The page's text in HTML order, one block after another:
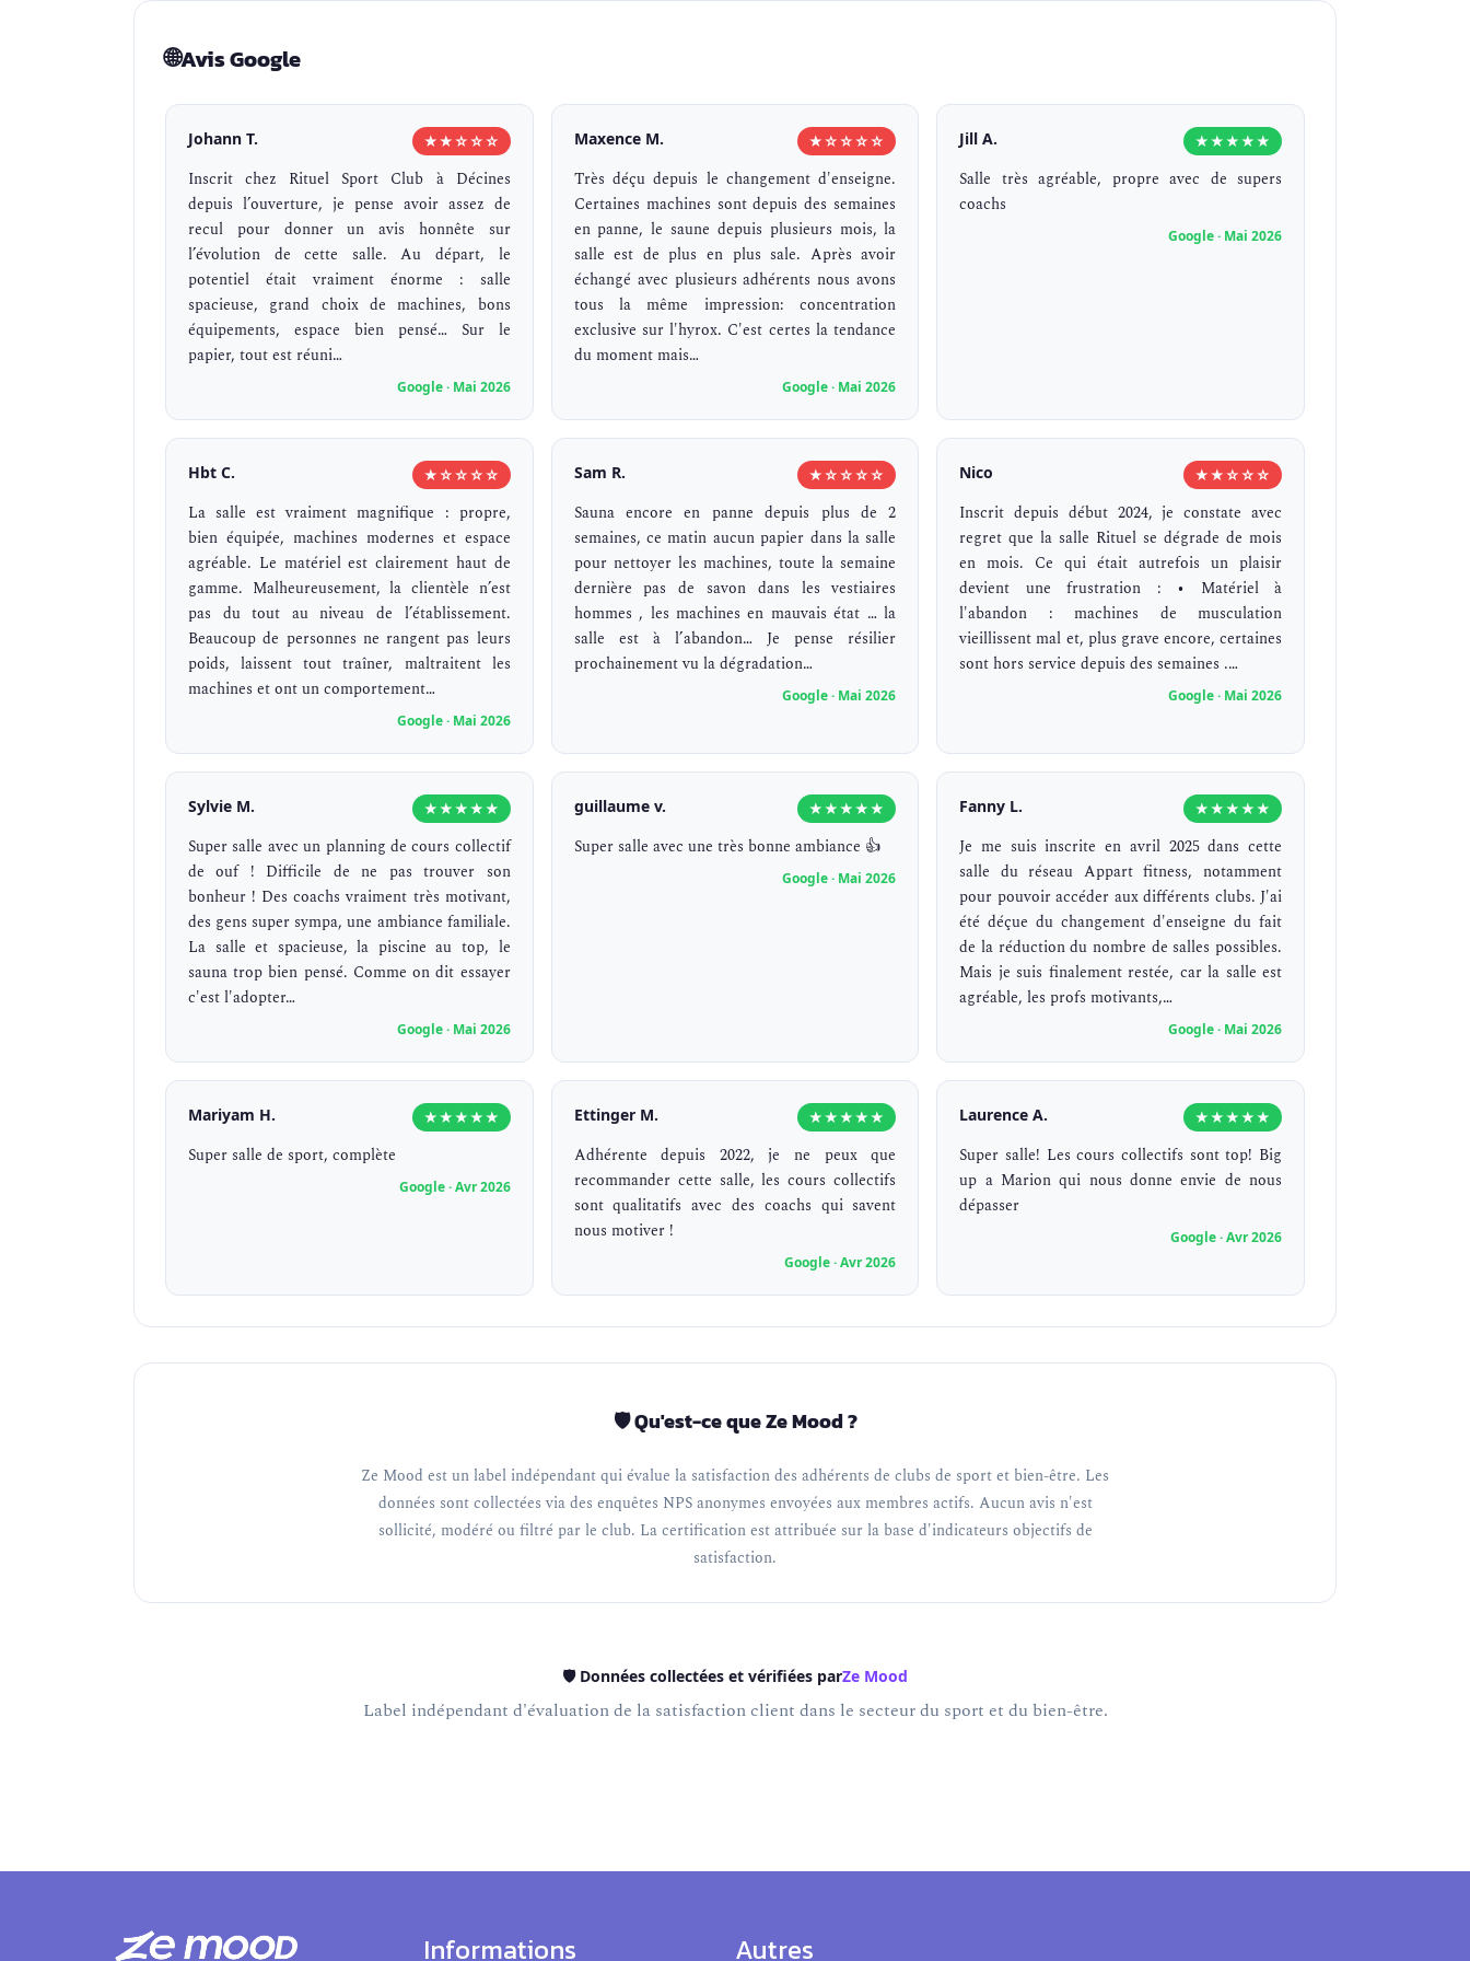
🌐Avis Google
Johann T. ★★☆☆☆
Inscrit chez Rituel Sport Club à Décines
depuis l’ouverture, je pense avoir assez de
recul pour donner un avis honnête sur
l’évolution de cette salle. Au départ, le
potentiel était vraiment énorme : salle
spacieuse, grand choix de machines, bons
équipements, espace bien pensé… Sur le
papier, tout est réuni…
Google · Mai 2026
Maxence M. ★☆☆☆☆
Très déçu depuis le changement d'enseigne.
Certaines machines sont depuis des semaines
en panne, le saune depuis plusieurs mois, la
salle est de plus en plus sale. Après avoir
échangé avec plusieurs adhérents nous avons
tous la même impression: concentration
exclusive sur l'hyrox. C'est certes la tendance
du moment mais…
Google · Mai 2026
Jill A. ★★★★★
Salle très agréable, propre avec de supers
coachs
Google · Mai 2026
Hbt C. ★☆☆☆☆
La salle est vraiment magnifique : propre,
bien équipée, machines modernes et espace
agréable. Le matériel est clairement haut de
gamme. Malheureusement, la clientèle n’est
pas du tout au niveau de l’établissement.
Beaucoup de personnes ne rangent pas leurs
poids, laissent tout traîner, maltraitent les
machines et ont un comportement…
Google · Mai 2026
Sam R. ★☆☆☆☆
Sauna encore en panne depuis plus de 2
semaines, ce matin aucun papier dans la salle
pour nettoyer les machines, toute la semaine
dernière pas de savon dans les vestiaires
hommes , les machines en mauvais état … la
salle est à l’abandon… Je pense résilier
prochainement vu la dégradation…
Google · Mai 2026
Nico ★★☆☆☆
Inscrit depuis début 2024, je constate avec
regret que la salle Rituel se dégrade de mois
en mois. Ce qui était autrefois un plaisir
devient une frustration : • ​Matériel à
l'abandon : machines de musculation
vieillissent mal et, plus grave encore, certaines
sont hors service depuis des semaines .…
Google · Mai 2026
Sylvie M. ★★★★★
Super salle avec un planning de cours collectif
de ouf ! Difficile de ne pas trouver son
bonheur ! Des coachs vraiment très motivant,
des gens super sympa, une ambiance familiale.
La salle et spacieuse, la piscine au top, le
sauna trop bien pensé. Comme on dit essayer
c'est l'adopter…
Google · Mai 2026
guillaume v. ★★★★★
Super salle avec une très bonne ambiance 👍
Google · Mai 2026
Fanny L. ★★★★★
Je me suis inscrite en avril 2025 dans cette
salle du réseau Appart fitness, notamment
pour pouvoir accéder aux différents clubs. J'ai
été déçue du changement d'enseigne du fait
de la réduction du nombre de salles possibles.
Mais je suis finalement restée, car la salle est
agréable, les profs motivants,…
Google · Mai 2026
Mariyam H. ★★★★★
Super salle de sport, complète
Google · Avr 2026
Ettinger M. ★★★★★
Adhérente depuis 2022, je ne peux que
recommander cette salle, les cours collectifs
sont qualitatifs avec des coachs qui savent
nous motiver !
Google · Avr 2026
Laurence A. ★★★★★
Super salle! Les cours collectifs sont top! Big
up a Marion qui nous donne envie de nous
dépasser
Google · Avr 2026
🛡️ Qu'est-ce que Ze Mood ?
Ze Mood est un label indépendant qui évalue la satisfaction des adhérents de clubs de sport et bien-être. Les
données sont collectées via des enquêtes NPS anonymes envoyées aux membres actifs. Aucun avis n'est
sollicité, modéré ou filtré par le club. La certification est attribuée sur la base d'indicateurs objectifs de
satisfaction.
🛡️ Données collectées et vérifiées parZe Mood
Label indépendant d'évaluation de la satisfaction client dans le secteur du sport et du bien-être.
Informations Autres